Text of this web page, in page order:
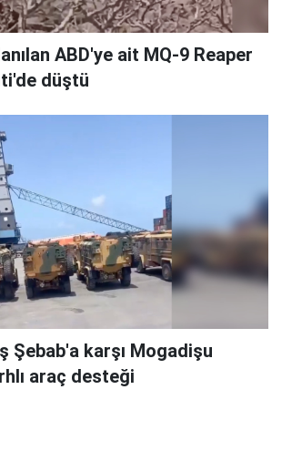
ABD'ye ait MQ-9 Reaper
düştü
Şebab'a karşı Mogadişu
araç desteği